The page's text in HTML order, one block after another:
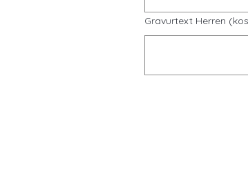
Gravurtext Herren